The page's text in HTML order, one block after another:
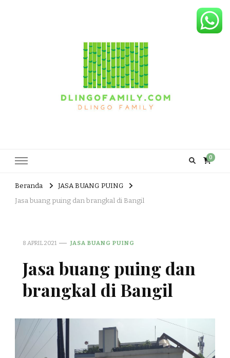
0
Beranda
JASA BUANG PUING
Jasa buang puing dan brangkal di Bangil
8 APRIL 2021 JASA BUANG PUING
Jasa buang puing dan
brangkal di Bangil